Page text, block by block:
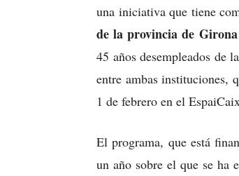
una iniciativa que tiene
de la provincia de Girona
45 años desempleados de
entre ambas instituciones,
1 de febrero en el
El programa, que está
un año sobre el que se ha